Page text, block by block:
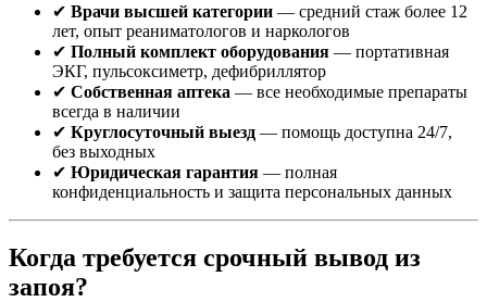
✔ Врачи высшей категории — средний стаж более 12
лет, опыт реаниматологов и наркологов
✔ Полный комплект оборудования — портативная
ЭКГ, пульсоксиметр, дефибриллятор
✔ Собственная аптека — все необходимые препараты
всегда в наличии
✔ Круглосуточный выезд — помощь доступна 24/7,
без выходных
✔ Юридическая гарантия — полная
конфиденциальность и защита персональных данных
Когда требуется срочный вывод из
запоя?